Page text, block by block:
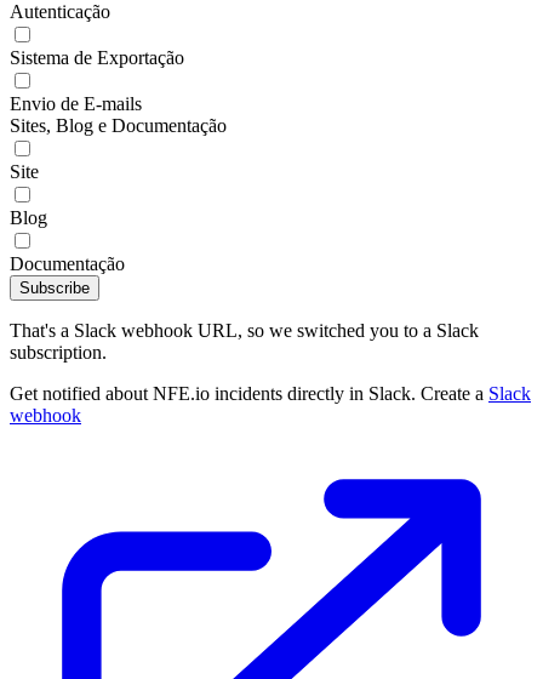
Autenticação
Sistema de Exportação
Envio de E-mails
Sites, Blog e Documentação
Site
Blog
Documentação
Subscribe
That's a Slack webhook URL, so we switched you to a Slack
subscription.
Get notified about NFE.io incidents directly in Slack. Create a Slack
webhook